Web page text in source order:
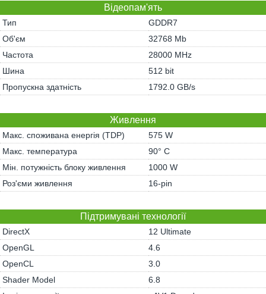
Відеопам'ять
Тип
GDDR7
Об'єм
32768 Mb
Частота
28000 MHz
Шина
512 bit
Пропускна здатність
1792.0 GB/s
Живлення
Макс. споживана енергія (TDP)
575 W
Макс. температура
90° C
Мін. потужність блоку живлення
1000 W
Роз'єми живлення
16-pin
Підтримувані технології
DirectX
12 Ultimate
OpenGL
4.6
OpenCL
3.0
Shader Model
6.8